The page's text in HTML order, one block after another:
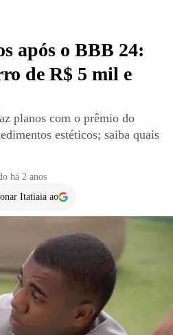
após o BBB 24:
de R$ 5 mil e
planos com o prêmio do
estéticos; saiba quais
há 2 anos
Itatiaia ao